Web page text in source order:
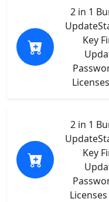
2 in 1
Key
2 in 1
Key